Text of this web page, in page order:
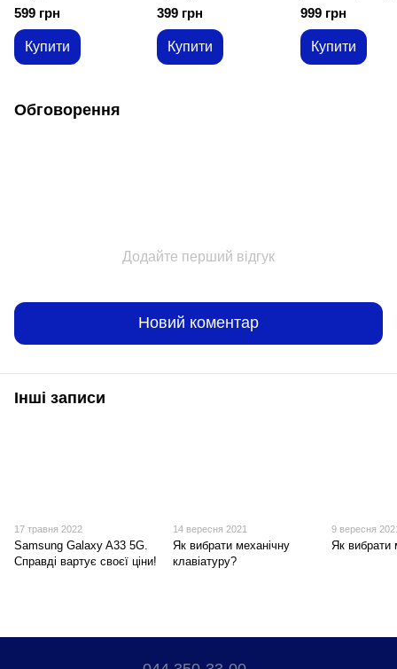
(TK108UA)
599 грн
Купити
(EGK201GUA)
399 грн
Купити
999 грн
Купити
Обговорення
Додайте перший відгук
Новий коментар
Інші записи
17 травня 2022
Samsung Galaxy A33 5G.
Справді вартує своєї ціни!
14 вересня 2021
Як вибрати механічну
клавіатуру?
9 вересня
Як вибрати